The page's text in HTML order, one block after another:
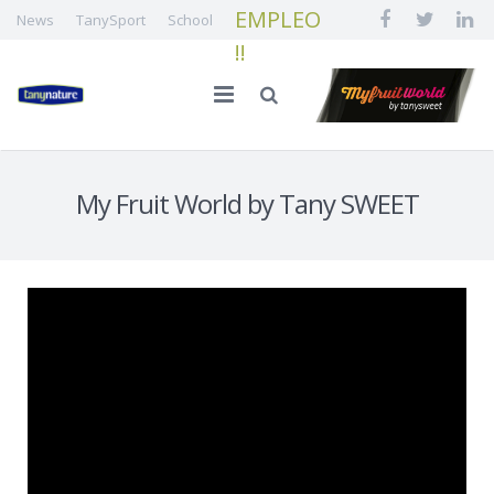
News TanySport School
EMPLEO
!!
My Fruit World by Tany SWEET